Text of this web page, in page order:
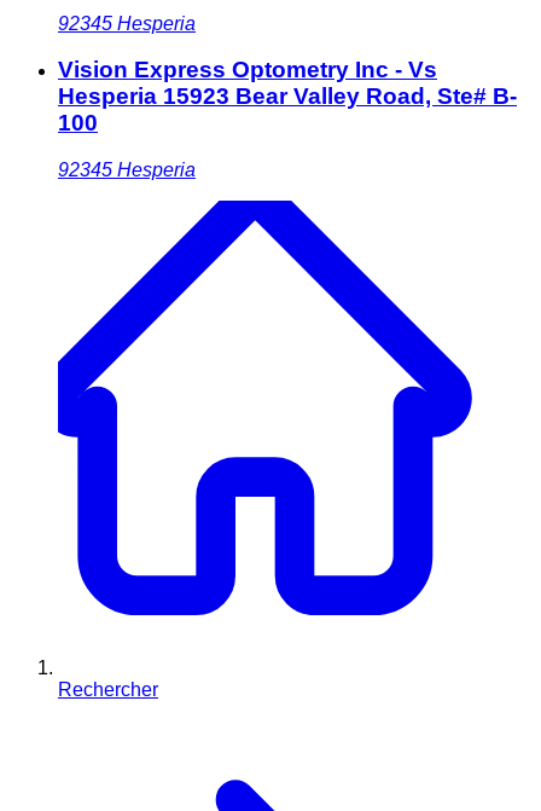
92345 Hesperia
Vision Express Optometry Inc - Vs
Hesperia 15923 Bear Valley Road, Ste# B-
100
92345 Hesperia
Rechercher